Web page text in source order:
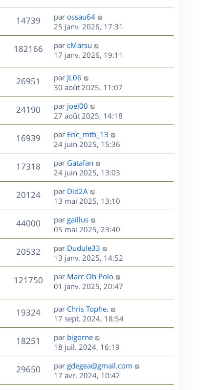
e
s
n
i
e
r
m
e
s
a
g
e
14739V
u
e
D
e
r
n
i
e
r
m
e
s
s
a
g
e
par ossau64
25 janv. 2026, 17:31
182166V
u
D
e
n
i
e
r
m
e
s
s
a
g
e
par cMarsu
17 janv. 2026, 19:11
26951
u
s
D
e
r
n
i
e
r
m
e
s
s
a
g
e
par JL06
30 août 2025, 11:07
24190V
u
s
D
e
r
n
i
e
r
m
e
s
s
a
g
e
par joel00
27 août 2025, 14:18
16939V
u
e
D
e
r
n
i
e
r
m
e
s
s
a
g
e
par Eric_mtb_13
24 juin 2025, 15:36
17318V
u
s
D
e
r
n
i
e
r
m
e
s
s
a
g
e
par Gatafan
24 juin 2025, 13:03
20124V
u
s
D
e
r
n
i
e
r
m
e
s
s
a
g
e
par Did2A
13 mai 2025, 13:10
44000V
u
e
s
D
e
r
n
i
e
r
m
e
s
s
a
g
e
par gaillus
05 mai 2025, 23:40
20532V
u
e
D
e
r
n
i
r
m
e
s
s
a
g
e
par Dudule33
13 janv. 2025, 14:52
121750V
u
D
e
i
e
r
m
e
s
s
a
par Marc Oh Polo
01 janv. 2025, 20:47
19324V
u
s
D
e
r
n
i
e
r
m
e
par Chris Tophe.
17 sept. 2024, 18:54
18251
u
D
e
r
n
i
e
par bigorne
18 juil. 2024, 16:19
29650V
u
D
e
r
par gdegea@gmail.com
17 avr. 2024, 10:42